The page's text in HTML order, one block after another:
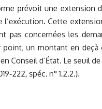
prévoit une extension
l’exécution. Cette
pas concernées les
point, un montant en
Conseil d’État. Le seuil
222, spéc. n° 1.2.2.).